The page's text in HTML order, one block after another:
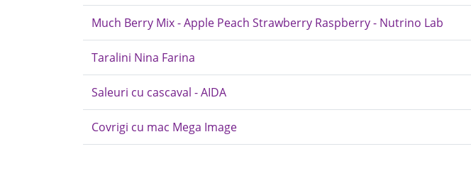
Much Berry Mix - Apple Peach Strawberry Raspberry - Nutrino Lab
Taralini Nina Farina
Saleuri cu cascaval - AIDA
Covrigi cu mac Mega Image